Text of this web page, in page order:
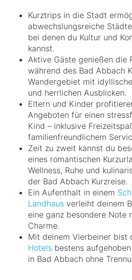
Kurztrips in die Stadt
abwechslungsreiche
bei denen du Kultur und
kannst.
Aktive Gäste genießen die
während des Bad Abbach
Wandergebiet mit
und herrlichen Ausblicken.
Eltern und Kinder
Angeboten für einen
Kind – inklusive
familienfreundlichem
Zeit zu zweit kannst du
eines romantischen
Wellness, Ruhe und
der Bad Abbach Kurzreise.
Ein Aufenthalt in einem
Landhaus verleiht deinem
eine ganz besondere Note
Charme.
Mit deinem Vierbeiner bist
Hotels bestens
in Bad Abbach ohne